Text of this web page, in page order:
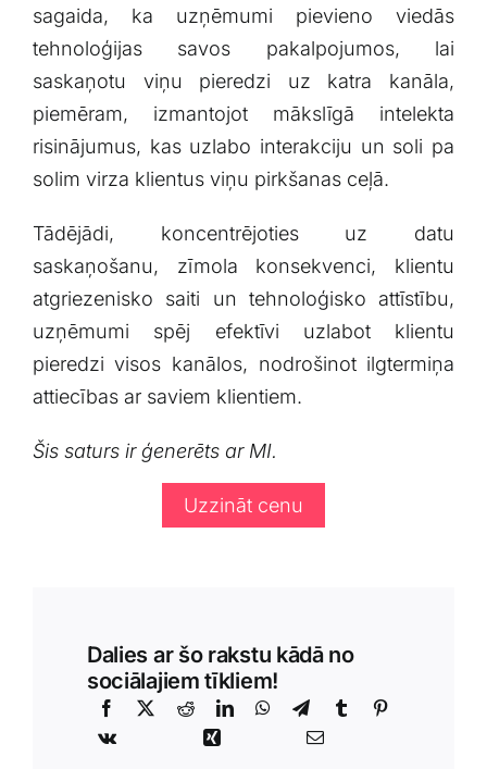
sagaida, ka uzņēmumi pievieno ⁢viedās‍
tehnoloģijas savos‍ pakalpojumos, lai
saskaņotu viņu pieredzi uz katra kanāla,
piemēram, izmantojot mākslīgā intelekta
risinājumus, kas uzlabo interakciju ⁣un soli pa
solim​ virza‌ klientus viņu pirkšanas ​ceļā.
Tādējādi, ⁣koncentrējoties uz datu
saskaņošanu, zīmola konsekvenci, klientu‍
atgriezenisko​ saiti un tehnoloģisko attīstību,
‌uzņēmumi spēj⁢ efektīvi uzlabot klientu
pieredzi visos kanālos,‍ nodrošinot ilgtermiņa
attiecības ar saviem klientiem.
Šis saturs ir ģenerēts ar MI.
Uzzināt cenu
Dalies ar šo rakstu kādā no
sociālajiem tīkliem!